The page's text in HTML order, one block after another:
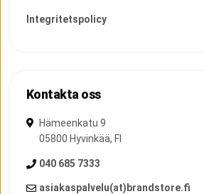
Integritetspolicy
Kontakta oss
Hämeenkatu 9
05800 Hyvinkää, FI
040 685 7333
asiakaspalvelu(at)brandstore.fi